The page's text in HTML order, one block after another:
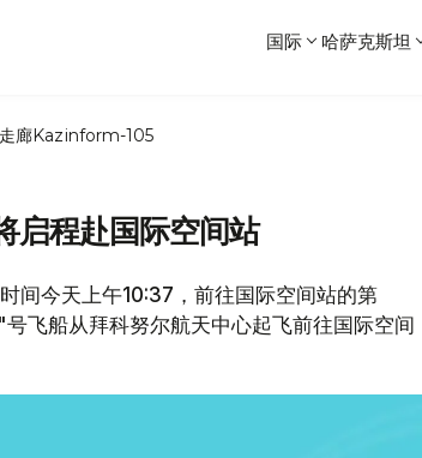
国际 哈萨克斯坦
廊Kazinform-105
启程赴国际空间站
间今天上午10:37，前往国际空间站的第
飞船从拜科努尔航天中心起飞前往国际空间